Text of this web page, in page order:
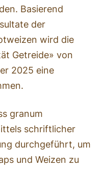
Basierend
der
wird die
Getreide» von
2025 eine
granum
schriftlicher
durchgeführt, um
und Weizen zu